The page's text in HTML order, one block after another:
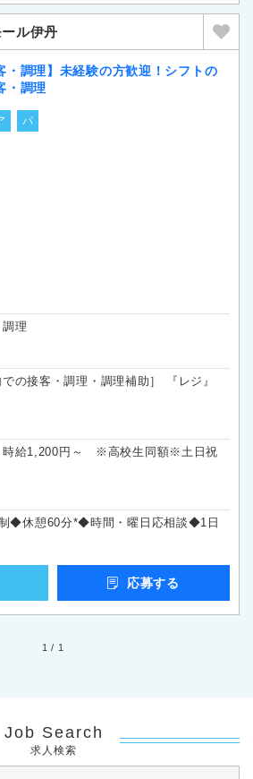
ル伊丹
・調理】未経験の方歓迎！シフトの
・調理
パ
理
での接客・調理・調理補助］ 『レジ』
時給1,200円～ ※高校生同額※土日祝
◆休憩60分*◆時間・曜日応相談◆1日
応募する
1 / 1
Job Search
求人検索